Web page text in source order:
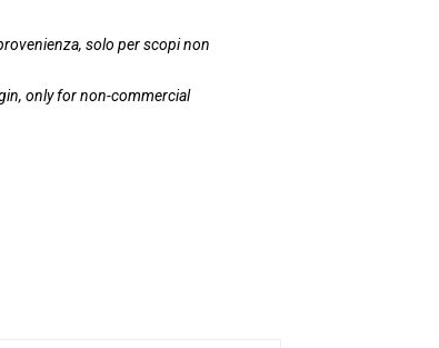
solo per scopi non
only for non-commercial